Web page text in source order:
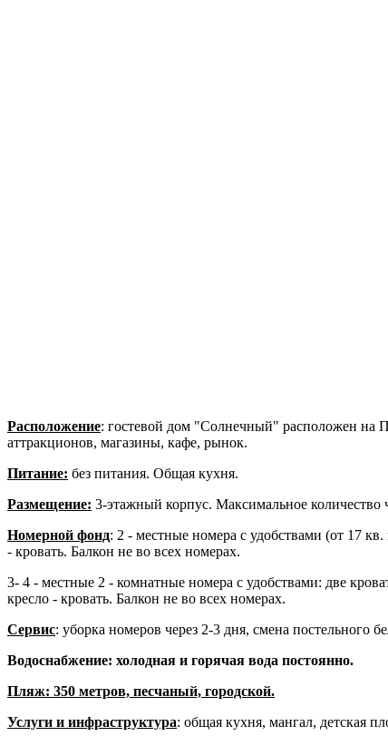
Расположение: гостевой дом "Солнечный" расположен на
аттракционов, магазины, кафе, рынок.
Питание: без питания. Общая кухня.
Размещение: 3-этажный корпус. Максимальное количество
Номерной фонд: 2 - местные номера с удобствами (от 17
- кровать. Балкон не во всех номерах.
3- 4 - местные 2 - комнатные номера с удобствами: две
кресло - кровать. Балкон не во всех номерах.
Сервис: уборка номеров через 2-3 дня, смена постельного
Водоснабжение: холодная и горячая вода постоянно.
Пляж: 350 метров, песчаный, городской.
Услуги и инфраструктура: общая кухня, мангал, детская